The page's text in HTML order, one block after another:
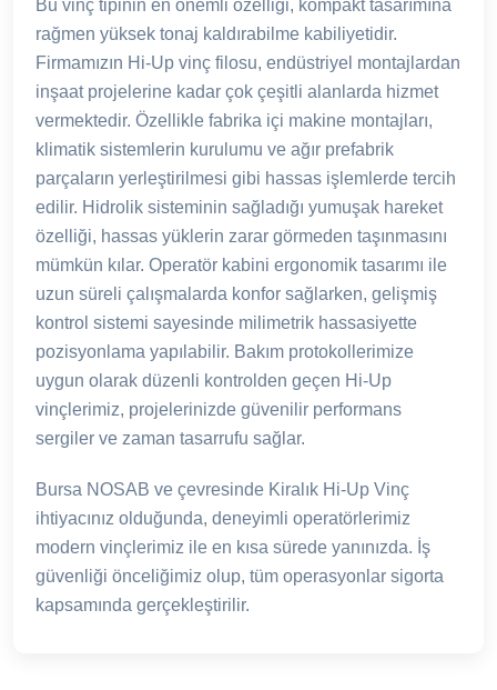
Bu vinç tipinin en önemli özelliği, kompakt tasarımına
rağmen yüksek tonaj kaldırabilme kabiliyetidir.
Firmamızın Hi-Up vinç filosu, endüstriyel montajlardan
inşaat projelerine kadar çok çeşitli alanlarda hizmet
vermektedir. Özellikle fabrika içi makine montajları,
klimatik sistemlerin kurulumu ve ağır prefabrik
parçaların yerleştirilmesi gibi hassas işlemlerde tercih
edilir. Hidrolik sisteminin sağladığı yumuşak hareket
özelliği, hassas yüklerin zarar görmeden taşınmasını
mümkün kılar. Operatör kabini ergonomik tasarımı ile
uzun süreli çalışmalarda konfor sağlarken, gelişmiş
kontrol sistemi sayesinde milimetrik hassasiyette
pozisyonlama yapılabilir. Bakım protokollerimize
uygun olarak düzenli kontrolden geçen Hi-Up
vinçlerimiz, projelerinizde güvenilir performans
sergiler ve zaman tasarrufu sağlar.
Bursa NOSAB ve çevresinde Kiralık Hi-Up Vinç
ihtiyacınız olduğunda, deneyimli operatörlerimiz
modern vinçlerimiz ile en kısa sürede yanınızda. İş
güvenliği önceliğimiz olup, tüm operasyonlar sigorta
kapsamında gerçekleştirilir.